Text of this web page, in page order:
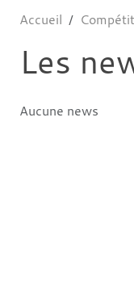
Accueil
Les
Aucune news